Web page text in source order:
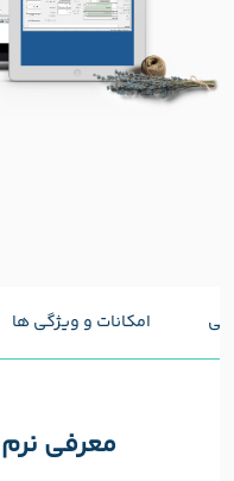
امکانات و ویژگی ها
معرفی نرم